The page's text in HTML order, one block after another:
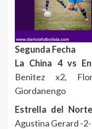
Segunda Fecha
La China 4 vs
Benitez x2,
Giordanengo
Estrella del
Agustina Gerard -